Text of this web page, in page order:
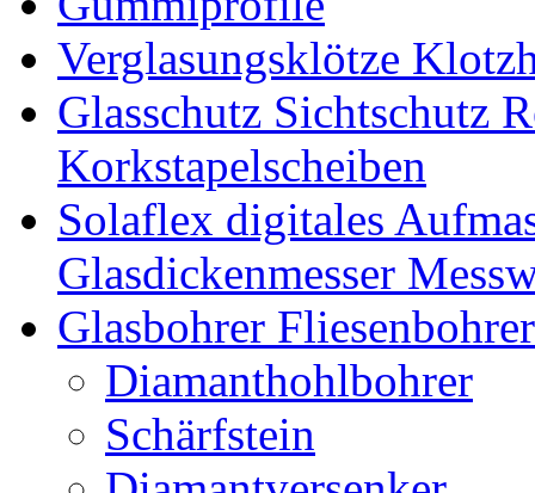
Verglasungsklötze
Glasschutz Sichtschutz
Korkstapelscheiben
Solaflex digitales
Glasdickenmesser
Glasbohrer
Diamanthohlbohrer
Schärfstein